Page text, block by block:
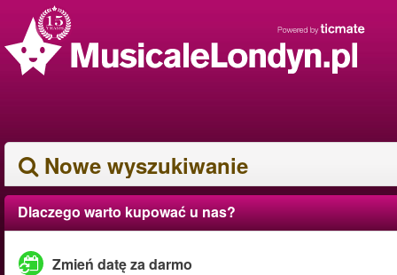
Nowe wyszukiwanie
Dlaczego warto kupować u nas?
Zmień datę za darmo